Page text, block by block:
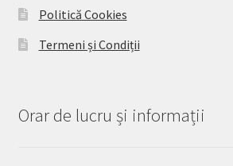
Politică Cookies
Termeni și Condiții
Orar de lucru și informații